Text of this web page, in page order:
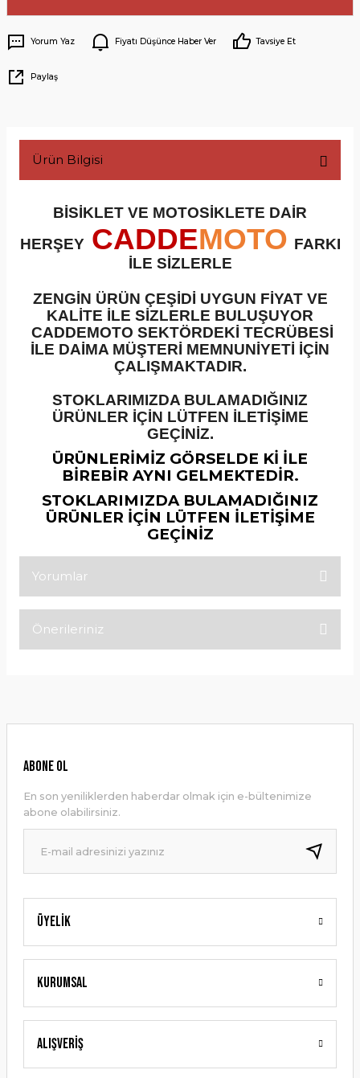
Yorum Yaz Fiyatı Düşünce Haber Ver Tavsiye Et
Paylaş
Ürün Bilgisi
BİSİKLET VE MOTOSİKLETE DAİR
HERŞEY CADDEMOTO FARKI
İLE SİZLERLE
ZENGİN ÜRÜN ÇEŞİDİ UYGUN FİYAT VE
KALİTE İLE SİZLERLE BULUŞUYOR
CADDEMOTO SEKTÖRDEKİ TECRÜBESİ
İLE DAİMA MÜŞTERİ MEMNUNİYETİ İÇİN
ÇALIŞMAKTADIR.
STOKLARIMIZDA BULAMADIĞINIZ
ÜRÜNLER İÇİN LÜTFEN İLETİŞİME
GEÇİNİZ.
ÜRÜNLERİMİZ GÖRSELDE Kİ İLE
BİREBİR AYNI GELMEKTEDİR.
STOKLARIMIZDA BULAMADIĞINIZ
ÜRÜNLER İÇİN LÜTFEN İLETİŞİME
GEÇİNİZ
Yorumlar
Önerileriniz
Ürün resmi kalitesiz, bozuk veya görüntülenemiyor.
Ürün bilgilerinde hatalar bulunuyor.
Ürün fiyatı diğer sitelerden daha pahalı.
Bu ürüne benzer farklı alternatifler olmalı.
Gönder
Üyelik
Kurumsal
Alışveriş
ABONE OL
En son yeniliklerden haberdar olmak için e-bültenimize
abone olabilirsiniz.